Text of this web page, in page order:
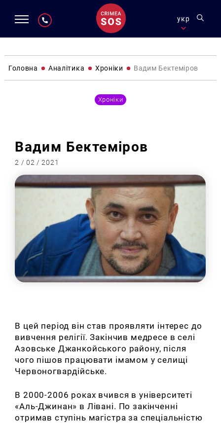
укр
Головна Аналітика Хроніки Вадим Бектеміров
Хроніки
Вадим Бектеміров
2 / 02 / 2021
В цей період він став проявляти інтерес до
вивчення релігії. Закінчив медресе в селі
Азовське Джанкойського району, після
чого пішов працювати імамом у селищі
Червоногвардійське.
В 2000-2006 роках вчився в університеті
«Аль-Джинан» в Лівані. По закінченні
отримав ступінь магістра за спеціальністю